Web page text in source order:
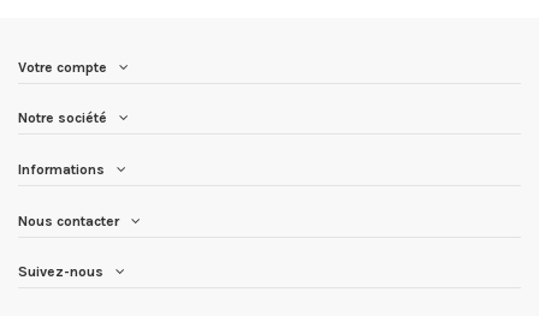
Votre compte
Notre société
Informations
Nous contacter
Suivez-nous